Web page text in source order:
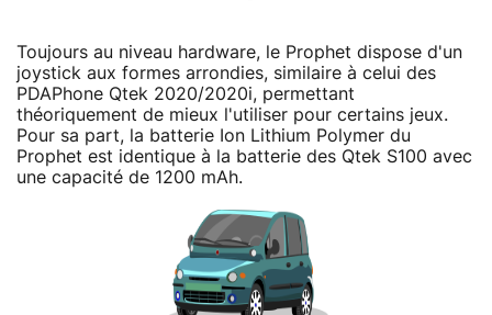
Toujours au niveau hardware, le Prophet dispose d'un
joystick aux formes arrondies, similaire à celui des
PDAPhone Qtek 2020/2020i, permettant
théoriquement de mieux l'utiliser pour certains jeux.
Pour sa part, la batterie Ion Lithium Polymer du
Prophet est identique à la batterie des Qtek S100 avec
une capacité de 1200 mAh.